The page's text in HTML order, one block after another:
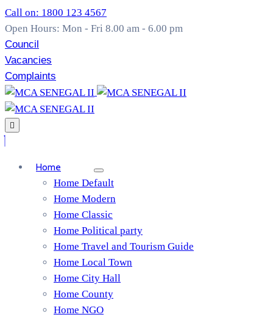
Call on: 1800 123 4567
Open Hours: Mon - Fri 8.00 am - 6.00 pm
Council
Vacancies
Complaints
Home
Home Default
Home Modern
Home Classic
Home Political party
Home Travel and Tourism Guide
Home Local Town
Home City Hall
Home County
Home NGO